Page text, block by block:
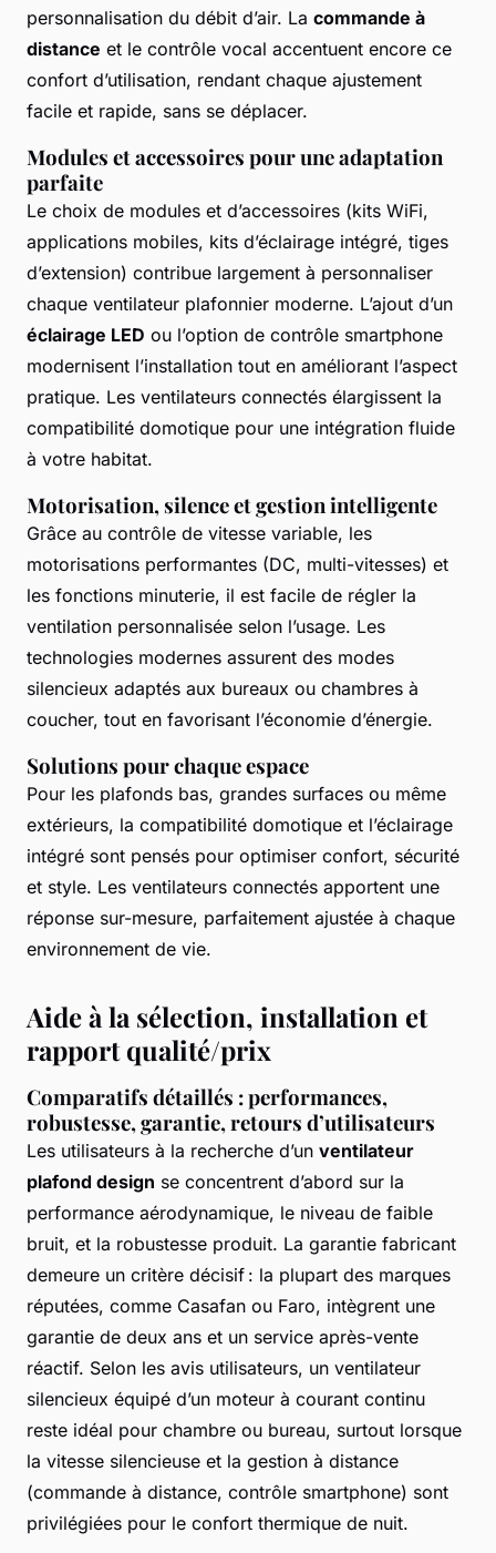
personnalisation du débit d’air. La commande à
distance et le contrôle vocal accentuent encore ce
confort d’utilisation, rendant chaque ajustement
facile et rapide, sans se déplacer.
Modules et accessoires pour une adaptation
parfaite
Le choix de modules et d’accessoires (kits WiFi,
applications mobiles, kits d’éclairage intégré, tiges
d’extension) contribue largement à personnaliser
chaque ventilateur plafonnier moderne. L’ajout d’un
éclairage LED ou l’option de contrôle smartphone
modernisent l’installation tout en améliorant l’aspect
pratique. Les ventilateurs connectés élargissent la
compatibilité domotique pour une intégration fluide
à votre habitat.
Motorisation, silence et gestion intelligente
Grâce au contrôle de vitesse variable, les
motorisations performantes (DC, multi-vitesses) et
les fonctions minuterie, il est facile de régler la
ventilation personnalisée selon l’usage. Les
technologies modernes assurent des modes
silencieux adaptés aux bureaux ou chambres à
coucher, tout en favorisant l’économie d’énergie.
Solutions pour chaque espace
Pour les plafonds bas, grandes surfaces ou même
extérieurs, la compatibilité domotique et l’éclairage
intégré sont pensés pour optimiser confort, sécurité
et style. Les ventilateurs connectés apportent une
réponse sur-mesure, parfaitement ajustée à chaque
environnement de vie.
Aide à la sélection, installation et
rapport qualité/prix
Comparatifs détaillés : performances,
robustesse, garantie, retours d’utilisateurs
Les utilisateurs à la recherche d’un ventilateur
plafond design se concentrent d’abord sur la
performance aérodynamique, le niveau de faible
bruit, et la robustesse produit. La garantie fabricant
demeure un critère décisif : la plupart des marques
réputées, comme Casafan ou Faro, intègrent une
garantie de deux ans et un service après-vente
réactif. Selon les avis utilisateurs, un ventilateur
silencieux équipé d’un moteur à courant continu
reste idéal pour chambre ou bureau, surtout lorsque
la vitesse silencieuse et la gestion à distance
(commande à distance, contrôle smartphone) sont
privilégiées pour le confort thermique de nuit.